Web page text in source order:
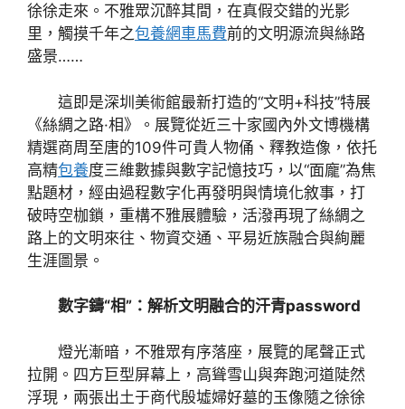
徐徐走來。不雅眾沉醉其間，在真假交錯的光影
里，觸摸千年之包養網車馬費前的文明源流與絲路
盛景……
這即是深圳美術館最新打造的“文明+科技”特展
《絲綢之路·相》。展覽從近三十家國內外文博機構
精選商周至唐的109件可貴人物俑、釋教造像，依托
高精包養度三維數據與數字記憶技巧，以“面龐”為焦
點題材，經由過程數字化再發明與情境化敘事，打
破時空枷鎖，重構不雅展體驗，活潑再現了絲綢之
路上的文明來往、物資交通、平易近族融合與絢麗
生涯圖景。
數字鑄“相”：解析文明融合的汗青password
燈光漸暗，不雅眾有序落座，展覽的尾聲正式
拉開。四方巨型屏幕上，高聳雪山與奔跑河道陡然
浮現，兩張出土于商代殷墟婦好墓的玉像隨之徐徐